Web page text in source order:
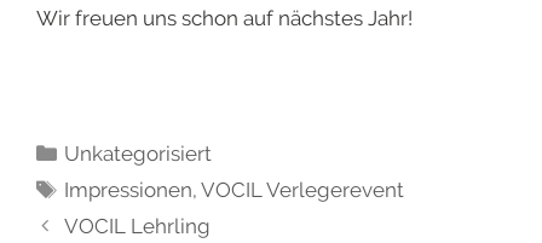
Wir freuen uns schon auf nächstes Jahr!
Unkategorisiert
Impressionen,VOCIL Verlegerevent
VOCIL Lehrling